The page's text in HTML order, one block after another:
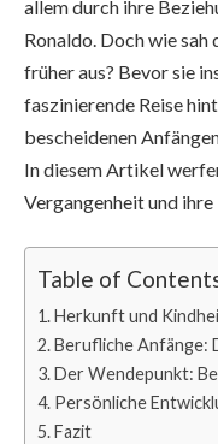
allem durch ihre
Ronaldo. Doch wie
früher aus? Bevor sie
faszinierende Reise
bescheidenen
In diesem Artikel
Vergangenheit und
Table of
Herkunft und
Berufliche Anfänge:
Der Wendepunkt:
Persönliche
Fazit